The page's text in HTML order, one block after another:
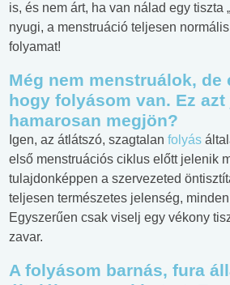
is, és nem árt, ha van nálad egy tiszta
nyugi, a menstruáció teljesen
folyamat!
Még nem menstruálok, de
hogy folyásom van. Ez
hamarosan megjön?
Igen, az átlátszó, szagtalan folyás
első menstruációs ciklus előtt jelenik
tulajdonképpen a szervezeted
teljesen természetes jelenség,
Egyszerűen csak viselj egy vékony
zavar.
A folyásom barnás, fura